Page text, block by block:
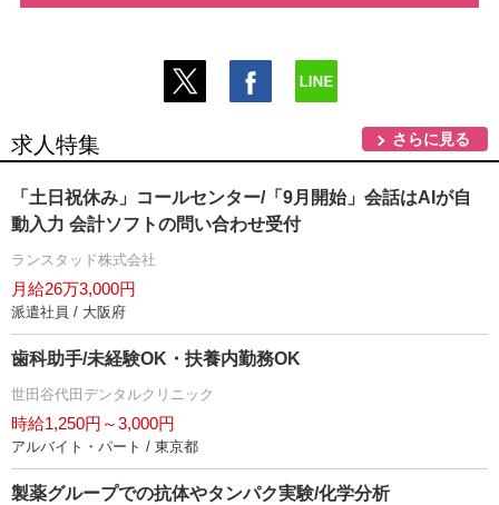
求人特集 さらに見る
「土日祝休み」コールセンター/「9月開始」会話はAIが自
動入力 会計ソフトの問い合わせ受付
ランスタッド株式会社
月給26万3,000円
派遣社員 / 大阪府
歯科助手/未経験OK・扶養内勤務OK
世田谷代田デンタルクリニック
時給1,250円～3,000円
アルバイト・パート / 東京都
製薬グループでの抗体やタンパク実験/化学分析